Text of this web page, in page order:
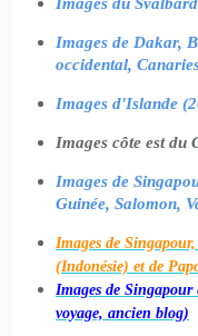
Images de Dakar,
occidental,
Images d'Islande
Images côte est du
Images de
Guinée, Salomon,
Images de
(Indonésie) et de
Images de
voyage, ancien blog)